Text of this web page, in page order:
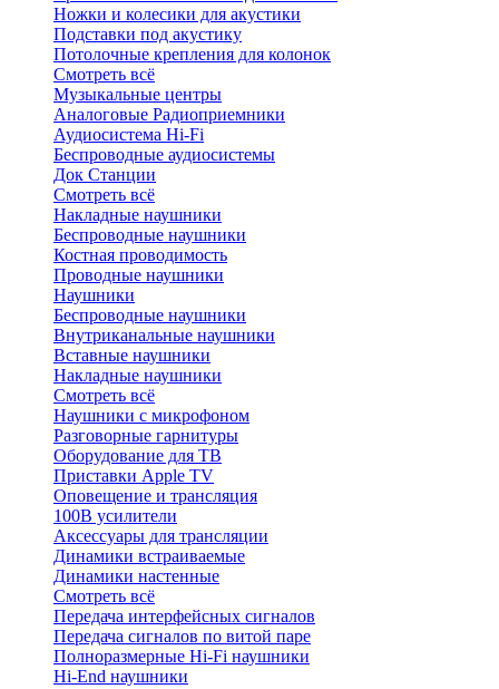
Ножки и колесики для акустики
Подставки под акустику
Потолочные крепления для колонок
Смотреть всё
Музыкальные центры
Аналоговые Радиоприемники
Аудиосистема Hi-Fi
Беспроводные аудиосистемы
Док Станции
Смотреть всё
Накладные наушники
Беспроводные наушники
Костная проводимость
Проводные наушники
Наушники
Беспроводные наушники
Внутриканальные наушники
Вставные наушники
Накладные наушники
Смотреть всё
Наушники с микрофоном
Разговорные гарнитуры
Оборудование для ТВ
Приставки Apple TV
Оповещение и трансляция
100В усилители
Аксессуары для трансляции
Динамики встраиваемые
Динамики настенные
Смотреть всё
Передача интерфейсных сигналов
Передача сигналов по витой паре
Полноразмерные Hi-Fi наушники
Hi-End наушники